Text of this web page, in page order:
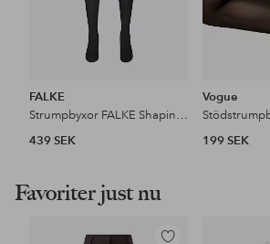
FALKE
Strumpbyxor FALKE Shaping Panty 50TI
439 SEK
Vogue
199 SEK
Favoriter just nu